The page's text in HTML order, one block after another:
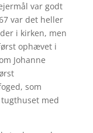
var godt
var det heller
i kirken, men
ophævet i
Johanne
som
med